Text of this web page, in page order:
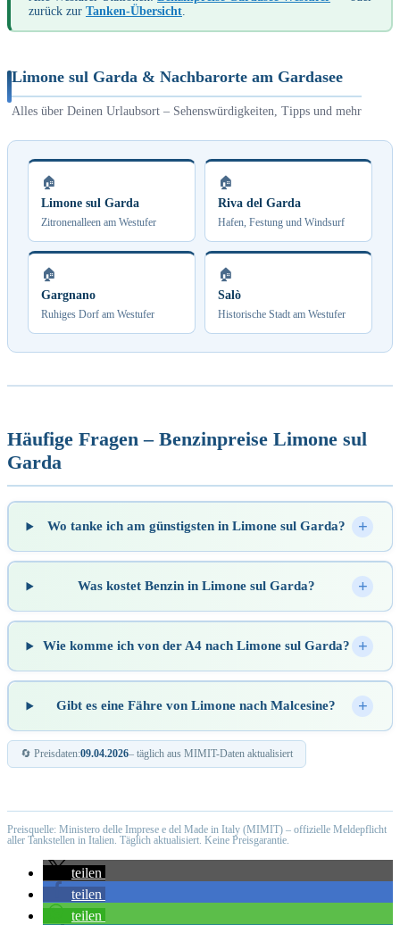
zurück zur Tanken-Übersicht
Limone sul Garda & Nachbarorte am Gardasee
Alles über Deinen Urlaubsort – Sehenswürdigkeiten, Tipps und mehr
🏠
Limone sul Garda
Zitronenalleen am Westufer
🏠
Riva del Garda
Hafen, Festung und Windsurf
🏠
Gargnano
Ruhiges Dorf am Westufer
🏠
Salò
Historische Stadt am Westufer
Häufige Fragen – Benzinpreise Limone sul
Garda
Wo tanke ich am günstigsten in Limone sul Garda?
Was kostet Benzin in Limone sul Garda?
Wie komme ich von der A4 nach Limone sul Garda?
Gibt es eine Fähre von Limone nach Malcesine?
🔄 Preisdaten:09.04.2026– täglich aus MIMIT-Daten aktualisiert
Preisquelle: Ministero delle Imprese e del Made in Italy (MIMIT) – offizielle Meldepflicht
aller Tankstellen in Italien. Täglich aktualisiert. Keine Preisgarantie.
teilen
teilen
teilen